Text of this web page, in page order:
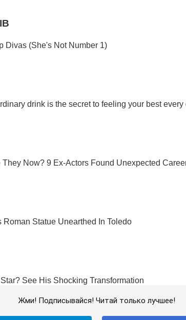
Жми! Подписывайся! Читай только лучшее!